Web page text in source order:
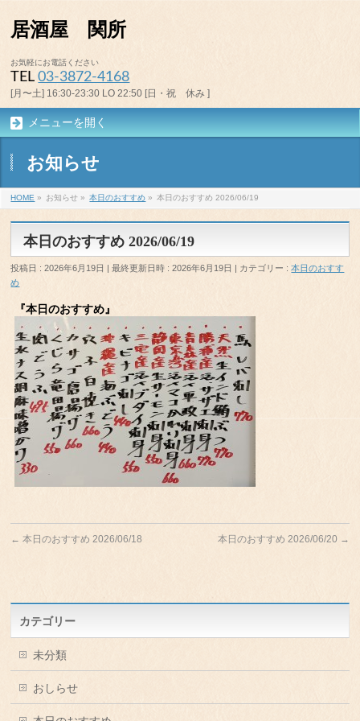
居酒屋 関所
お気軽にお電話ください
TEL03-3872-4168
[月〜土] 16:30-23:30 LO 22:50 [日・祝 休み ]
メニューを開く
お知らせ
HOME » お知らせ » 本日のおすすめ » 本日のおすすめ 2026/06/19
本日のおすすめ 2026/06/19
投稿日 : 2026年6月19日 最終更新日時 : 2026年6月19日 カテゴリー :本日のおすす
め
『本日のおすすめ』
← 本日のおすすめ 2026/06/18 本日のおすすめ 2026/06/20 →
カテゴリー
未分類
おしらせ